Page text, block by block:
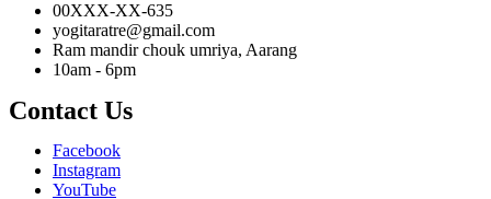
00XXX-XX-635
yogitaratre@gmail.com
Ram mandir chouk umriya, Aarang
10am - 6pm
Contact Us
Facebook
Instagram
YouTube